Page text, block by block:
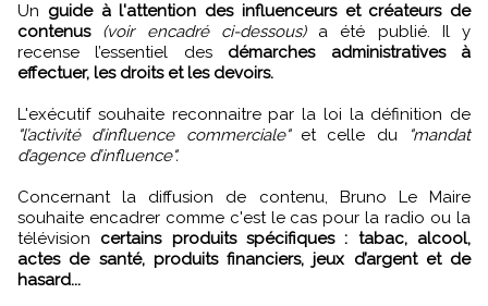
Un guide à l'attention des influenceurs et créateurs de
contenus
(voir encadré ci-dessous)a été publié. Il y
recense l’essentiel des démarches administratives à
effectuer, les droits et les devoirs.
L'exécutif souhaite reconnaitre par la loi la définition de
"l’activité d’influence commerciale"et celle du
"mandat
d’agence d’influence".
Concernant la diffusion de contenu, Bruno Le Maire
souhaite encadrer comme c'est le cas pour la radio ou la
télévision certains produits spécifiques : tabac, alcool,
actes de santé, produits financiers, jeux d’argent et de
hasard...